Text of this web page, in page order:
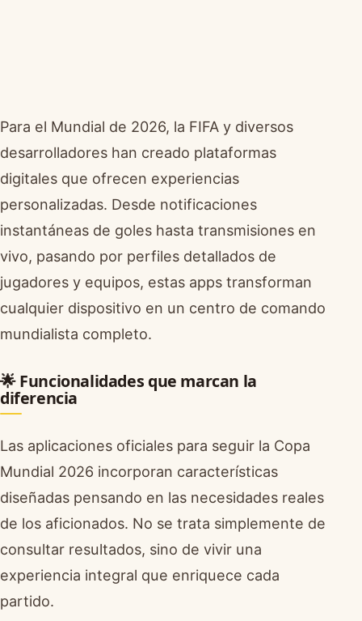
Para el Mundial de 2026, la FIFA y diversos
desarrolladores han creado plataformas
digitales que ofrecen experiencias
personalizadas. Desde notificaciones
instantáneas de goles hasta transmisiones en
vivo, pasando por perfiles detallados de
jugadores y equipos, estas apps transforman
cualquier dispositivo en un centro de comando
mundialista completo.
🌟 Funcionalidades que marcan la
diferencia
Las aplicaciones oficiales para seguir la Copa
Mundial 2026 incorporan características
diseñadas pensando en las necesidades reales
de los aficionados. No se trata simplemente de
consultar resultados, sino de vivir una
experiencia integral que enriquece cada
partido.